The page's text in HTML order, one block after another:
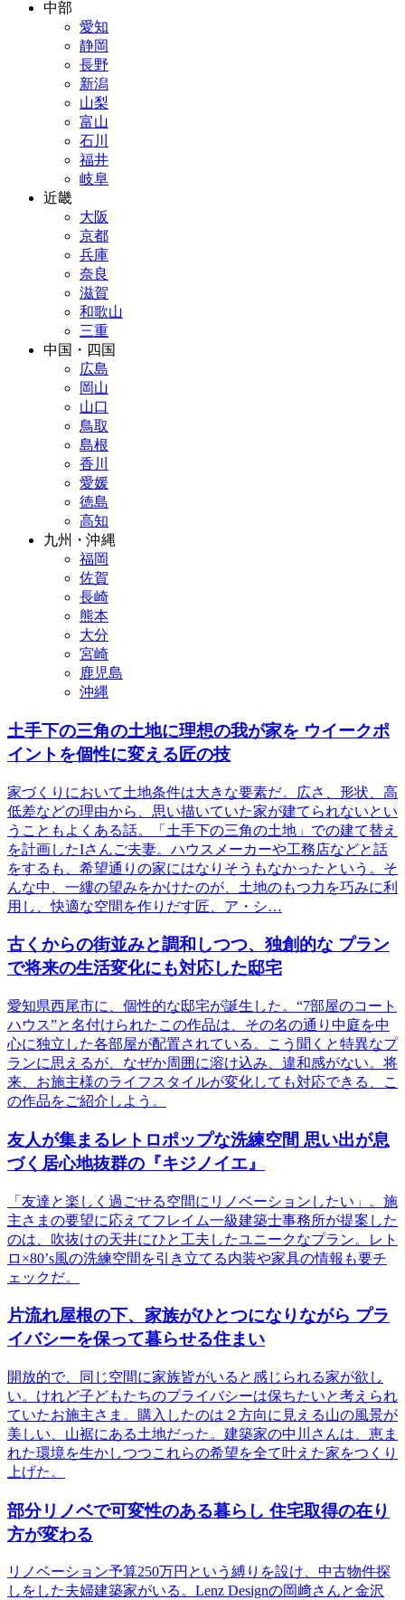
中部
愛知
静岡
長野
新潟
山梨
富山
石川
福井
岐阜
近畿
大阪
京都
兵庫
奈良
滋賀
和歌山
三重
中国・四国
広島
岡山
山口
鳥取
島根
香川
愛媛
徳島
高知
九州・沖縄
福岡
佐賀
長崎
熊本
大分
宮崎
鹿児島
沖縄
土手下の三角の土地に理想の我が家を ウイークポ
イントを個性に変える匠の技
家づくりにおいて土地条件は大きな要素だ。広さ、形状、高
低差などの理由から、思い描いていた家が建てられないとい
うこともよくある話。「土手下の三角の土地」での建て替え
を計画したIさんご夫妻。ハウスメーカーや工務店などと話
をするも、希望通りの家にはなりそうもなかったという。そ
んな中、一縷の望みをかけたのが、土地のもつ力を巧みに利
用し、快適な空間を作りだす匠、ア・シ…
古くからの街並みと調和しつつ、独創的な プラン
で将来の生活変化にも対応した邸宅
愛知県西尾市に、個性的な邸宅が誕生した。“7部屋のコート
ハウス”と名付けられたこの作品は、その名の通り中庭を中
心に独立した各部屋が配置されている。こう聞くと特異なプ
ランに思えるが、なぜか周囲に溶け込み、違和感がない。将
来、お施主様のライフスタイルが変化しても対応できる、こ
の作品をご紹介しよう。
友人が集まるレトロポップな洗練空間 思い出が息
づく居心地抜群の『キジノイエ』
「友達と楽しく過ごせる空間にリノベーションしたい」。施
主さまの要望に応えてフレイム一級建築士事務所が提案した
のは、吹抜けの天井にひと工夫したユニークなプラン。レト
ロ×80’s風の洗練空間を引き立てる内装や家具の情報も要チ
ェックだ。
片流れ屋根の下、家族がひとつになりながら プラ
イバシーを保って暮らせる住まい
開放的で、同じ空間に家族皆がいると感じられる家が欲し
い。けれど子どもたちのプライバシーは保ちたいと考えられ
ていたお施主さま。購入したのは２方向に見える山の風景が
美しい、山裾にある土地だった。建築家の中川さんは、恵ま
れた環境を生かしつつこれらの希望を全て叶えた家をつくり
上げた。
部分リノベで可変性のある暮らし 住宅取得の在り
方が変わる
リノベーション予算250万円という縛りを設け、中古物件探
しをした夫婦建築家がいる。Lenz Designの岡﨑さんと金沢